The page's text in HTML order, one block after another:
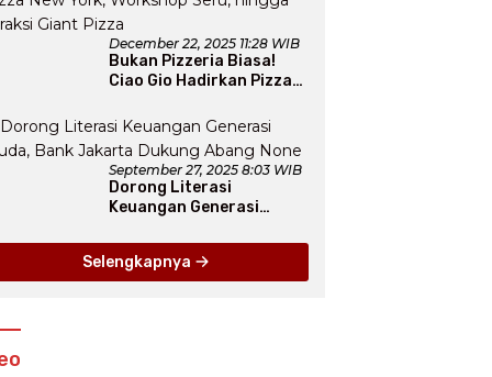
December 22, 2025 11:28 WIB
Bukan Pizzeria Biasa!
Ciao Gio Hadirkan Pizza
Seru, hingga Atraksi
Giant Pizza
September 27, 2025 8:03 WIB
Dorong Literasi
Keuangan Generasi
Dukung Abang None
Selengkapnya